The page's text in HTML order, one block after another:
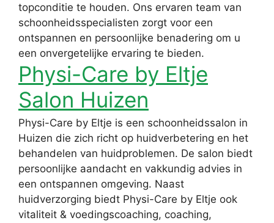
topconditie te houden. Ons ervaren team van
schoonheidsspecialisten zorgt voor een
ontspannen en persoonlijke benadering om u
een onvergetelijke ervaring te bieden.
Physi-Care by Eltje
Salon Huizen
Physi-Care by Eltje is een schoonheidssalon in
Huizen die zich richt op huidverbetering en het
behandelen van huidproblemen. De salon biedt
persoonlijke aandacht en vakkundig advies in
een ontspannen omgeving. Naast
huidverzorging biedt Physi-Care by Eltje ook
vitaliteit & voedingscoaching, coaching,